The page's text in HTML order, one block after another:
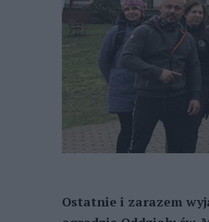
Ostatnie i zarazem